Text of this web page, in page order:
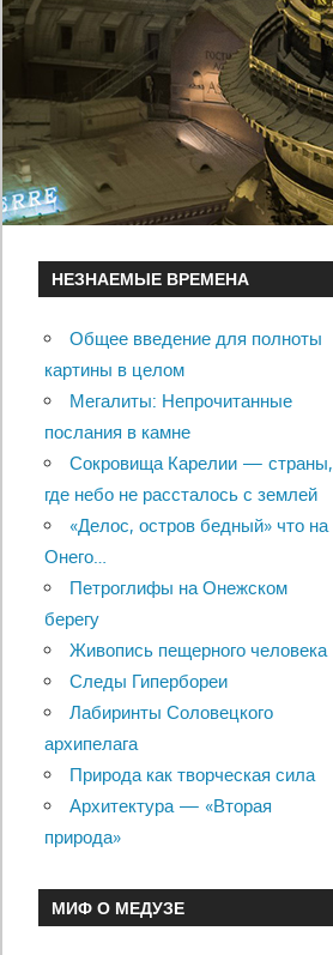
НЕЗНАЕМЫЕ ВРЕМЕНА
Общее введение для полноты
картины в целом
Мегалиты: Непрочитанные
послания в камне
Сокровища Карелии — страны,
где небо не рассталось с землей
«Делос, остров бедный» что на
Онего…
Петроглифы на Онежском
берегу
Живопись пещерного человека
Следы Гипербореи
Лабиринты Соловецкого
архипелага
Природа как творческая сила
Архитектура — «Вторая
природа»
МИФ О МЕДУЗЕ